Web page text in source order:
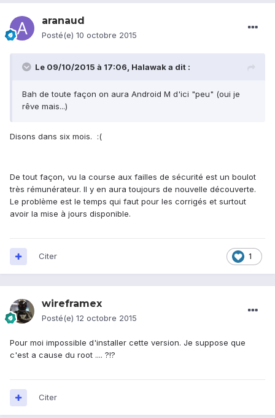
aranaud
Posté(e) 10 octobre 2015
Le 09/10/2015 à 17:06, Halawak a dit :
Bah de toute façon on aura Android M d'ici "peu" (oui je
rêve mais...)
Disons dans six mois. :(
De tout façon, vu la course aux failles de sécurité est un boulot
très rémunérateur. Il y en aura toujours de nouvelle découverte.
Le problème est le temps qui faut pour les corrigés et surtout
avoir la mise à jours disponible.
1
Citer
wireframex
Posté(e) 12 octobre 2015
Pour moi impossible d'installer cette version. Je suppose que
c'est a cause du root .... ?!?
Citer